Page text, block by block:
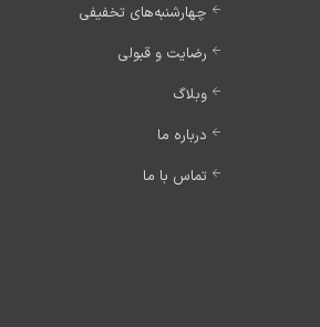
چهارشنبه‌های تخفیفی
رضایت و قبولی
وبلاگ
درباره ما
تماس با ما